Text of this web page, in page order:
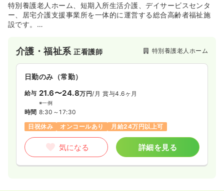
特別養護老人ホーム、短期入所生活介護、デイサービスセンタ
ー、居宅介護支援事業所を一体的に運営する総合高齢者福祉施
設です。
を続けられるよう支援しています。
介護・福祉系正看護師 特別養護老人ホーム
日勤のみ（常勤）
給与 21.6〜24.8万円/月 賞与4.6ヶ月
※一例
時間 8:30～17:30
日祝休み
オンコールあり 月給24万円以上可
気になる 詳細を見る